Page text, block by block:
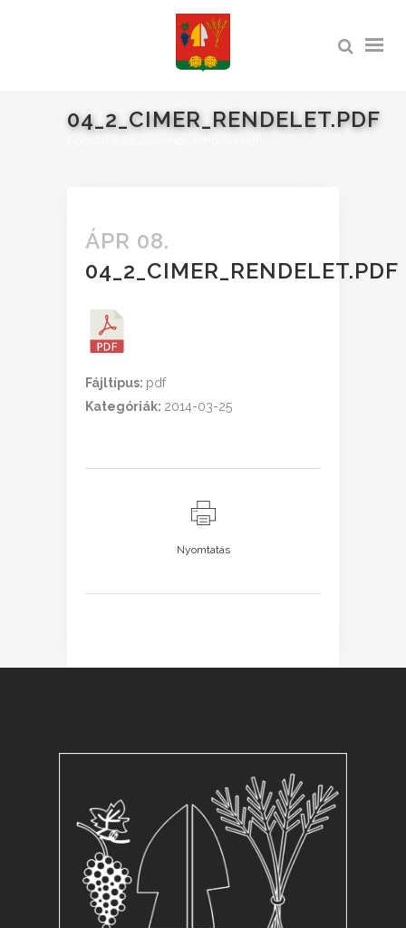
04_2_CIMER_RENDELET.PDF
ÁPR 08.
04_2_CIMER_RENDELET.PDF
Fájltípus: pdf
Kategóriák: 2014-03-25
Nyomtatás